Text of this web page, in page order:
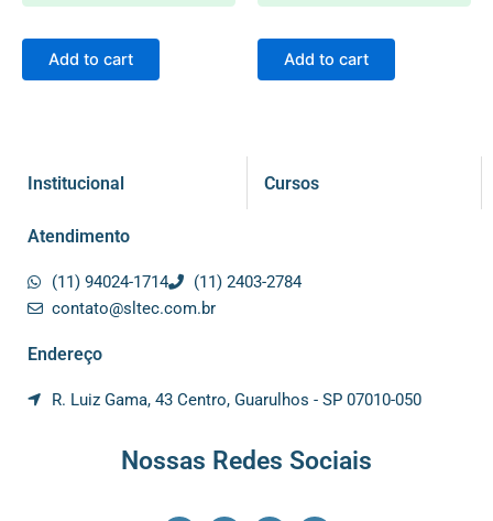
Add to cart Add to cart
Institucional Cursos
Atendimento
(11) 94024-1714
(11) 2403-2784
contato@sltec.com.br
Endereço
R. Luiz Gama, 43 Centro, Guarulhos - SP 07010-050
Nossas Redes Sociais